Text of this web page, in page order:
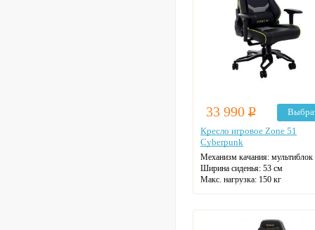
33 990 Р
Кресло игровое Zone 51
Cyberpunk
Механизм качания: мультиблок
Ширина сиденья: 53 см
Макс. нагрузка: 150 кг
Регулировка высоты
Крестовина: алюминиевая